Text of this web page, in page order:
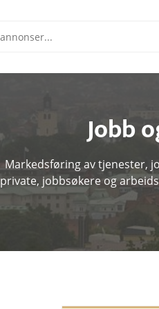
Jobb
Markedsføring av tjenester,
private, jobbsøkere og